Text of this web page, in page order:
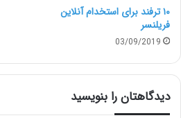
فهمند، آسان­تر خواهد بود.
هدف یا اهدافی را
آورید را به اشتراک
این مورد بیان می­کند که شما
۱۰ ترفند برای استخدام آنلاین
فریلنسر
03/09/2019
دیدگاهتان را بنویسید